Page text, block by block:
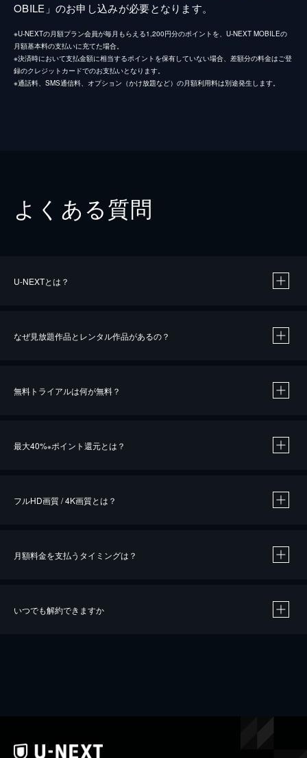
OBILE」のお申し込みが必要となります。
※U-NEXTの月額プラン会員が毎月もらえる1,200円分のポイントを、U-NEXT MOBILEの
月額基本料の支払いに充てた場合。
※決済時において支払金額に相当するポイントを保有していない場合、差額分の料金はご登
録のクレジットカードでのお支払いとなります。
※通話料、SMS通信料、オプション（かけ放題など）の月額利用料は別途発生します。
よくある質問
U-NEXTとは？
なぜ見放題作品とレンタル作品があるの？
無料トライアルは何が無料？
最大40%※ポイント還元とは？
※40％ポイント還元の対象は、クレジットカード決済による作品の購入 / レンタルです。
フルHD画質 / 4K画質とは？
月額料金を支払うタイミングは？
いつでも解約できますか